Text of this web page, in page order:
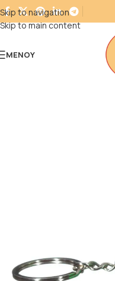
Skip to navigation
Skip to main content
ΜΕΝΟΎ